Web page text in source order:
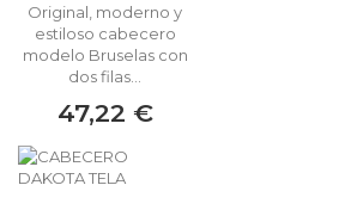
Original, moderno y
estiloso cabecero
modelo Bruselas con
dos filas...
47,22 €